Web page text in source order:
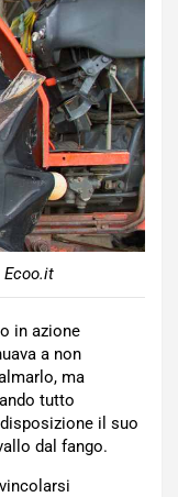
Ecoo.it
in azione
a non
ma
tutto
il suo
dal fango.